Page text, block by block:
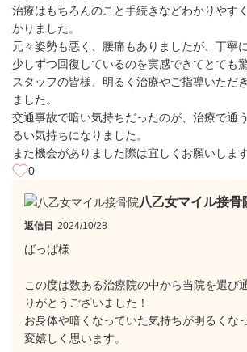
治療はもちろんのこと手続きなどわかりやす
かりました。
元々姿勢も悪く、腰痛もありましたが、丁寧
少しずつ回復しているのを実感できてとても
スタッフの皆様、明るく治療やご指導いただ
ました。
交通事故で暗い気持ちだったのが、治療で通
るい気持ちになりました。
また機会がありました際は宜しくお願いします
0
八乙女マイル接骨
返信日 2024/10/28
ばっぱ様
この度は数ある治療院の中から当院を選び
りがとうございました！
お身体や暗くなっていた気持ちが明るくな
変嬉しく思います。